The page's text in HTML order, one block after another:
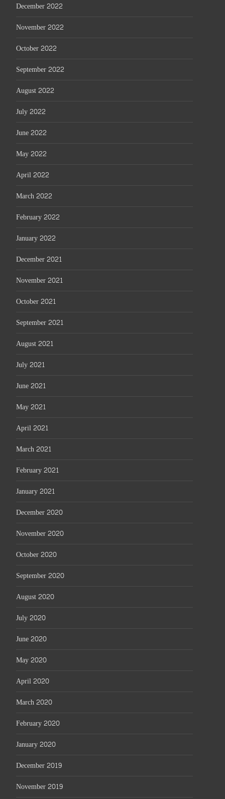
December 2022
November 2022
October 2022
September 2022
August 2022
July 2022
June 2022
May 2022
April 2022
March 2022
February 2022
January 2022
December 2021
November 2021
October 2021
September 2021
August 2021
July 2021
June 2021
May 2021
April 2021
March 2021
February 2021
January 2021
December 2020
November 2020
October 2020
September 2020
August 2020
July 2020
June 2020
May 2020
April 2020
March 2020
February 2020
January 2020
December 2019
November 2019